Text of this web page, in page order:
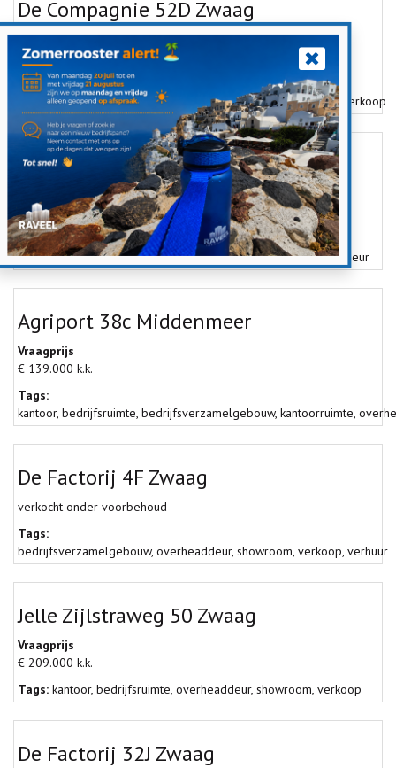
De Compagnie 52D Zwaag
Vraagprijs
€ 97.500 k.k.
Tags:
kantoor,bedrijfsverzamelgebouw overheaddeur,showroom, verkoop
Electronweg 14-001 Hoorn
€ 129.950 v.o.n.
Tags:
notaris,exclusief,nieuwbouwproject,bedrijfsruimte,overheaddeur
Agriport 38c Middenmeer
Vraagprijs
€ 139.000 k.k.
Tags:
kantoor, bedrijfsruimte, bedrijfsverzamelgebouw, kantoorruimte,
De Factorij 4F Zwaag
verkocht onder voorbehoud
Tags:
bedrijfsverzamelgebouw, overheaddeur, showroom, verkoop, verhuur
Jelle Zijlstraweg 50 Zwaag
Vraagprijs
€ 209.000 k.k.
Tags: kantoor, bedrijfsruimte, overheaddeur, showroom, verkoop
De Factorij 32J Zwaag